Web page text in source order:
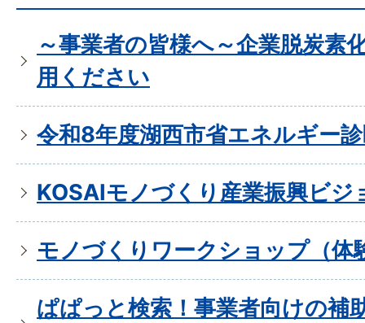
～事業者の皆様へ～企業脱炭素
用ください
令和8年度湖西市省エネルギー
KOSAIモノづくり産業振興ビジ
モノづくりワークショップ（体
ぱぱっと検索！事業者向けの補